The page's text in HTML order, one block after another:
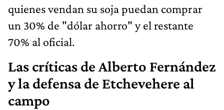
quienes vendan su soja puedan comprar
un 30% de "dólar ahorro" y el restante
70% al oficial.
Las críticas de Alberto Fernández
y la defensa de Etchevehere al
campo